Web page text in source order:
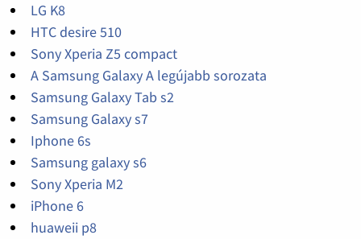
LG K8
HTC desire 510
Sony Xperia Z5 compact
A Samsung Galaxy A legújabb sorozata
Samsung Galaxy Tab s2
Samsung Galaxy s7
Iphone 6s
Samsung galaxy s6
Sony Xperia M2
iPhone 6
huaweii p8